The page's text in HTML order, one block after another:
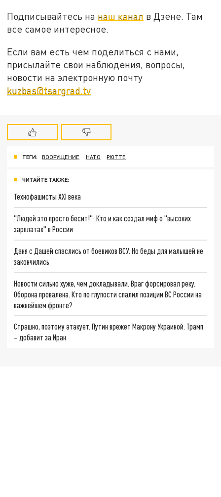
Подписывайтесь на наш канал в Дзене. Там
все самое интересное.
Если вам есть чем поделиться с нами,
присылайте свои наблюдения, вопросы,
новости на электронную почту
kuzbas@tsargrad.tv
ТЕГИ: ВООРУЩЕНИЕ НАТО РЮТТЕ
ЧИТАЙТЕ ТАКЖЕ:
Технофашисты XXI века
"Людей это просто бесит!": Кто и как создал миф о "высоких
зарплатах" в России
Даня с Дашей спаслись от боевиков ВСУ. Но беды для малышей не
закончились
Новости сильно хуже, чем докладывали. Враг форсировал реку.
Оборона провалена. Кто по глупости спалил позиции ВС России на
важнейшем фронте?
Страшно, поэтому атакует. Путин врежет Макрону Украиной. Трамп
– добавит за Иран